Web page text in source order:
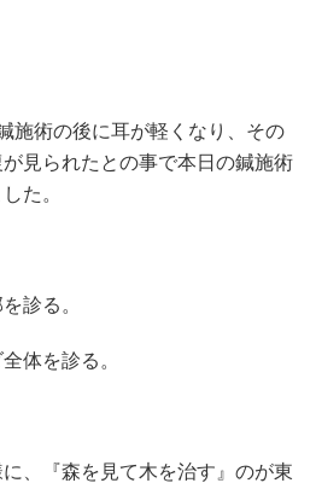
施術の後に耳が軽くなり、その
見られたとの事で本日の鍼施術
た。
診る。
体を診る。
、『森を見て木を治す』のが東